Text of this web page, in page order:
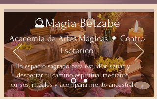
🔮Magia Betzabé
Academia de Artes Mágicas ✦ Centro
Esotérico
Un espacio sagrado para estudiar, sanar y
despertar tu camino espiritual mediante
cursos, rituales y acompañamiento ancestral.